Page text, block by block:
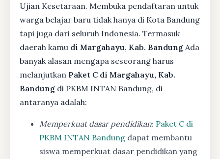
Ujian Kesetaraan. Membuka pendaftaran untuk
warga belajar baru tidak hanya di Kota Bandung
tapi juga dari seluruh Indonesia. Termasuk
daerah kamu di Margahayu, Kab. Bandung Ada
banyak alasan mengapa seseorang harus
melanjutkan Paket C di Margahayu, Kab.
Bandung di PKBM INTAN Bandung, di
antaranya adalah:
Memperkuat dasar pendidikan: Paket C di
PKBM INTAN Bandung dapat membantu
siswa memperkuat dasar pendidikan yang